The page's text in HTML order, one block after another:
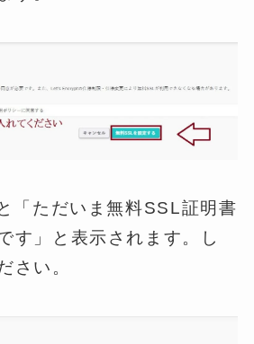
「ただいま無料SSL証明書
す」と表示されます。し
さい。